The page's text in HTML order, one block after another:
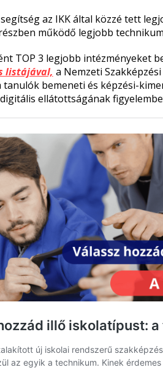
az IKK által közzé tett
működő legjobb
TOP 3 legjobb intézményeket
listájával, a Nemzeti
tanulók bemeneti és képzési-
ellátottságának